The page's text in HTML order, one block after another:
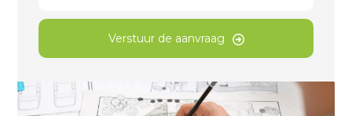
Verstuur de aanvraag